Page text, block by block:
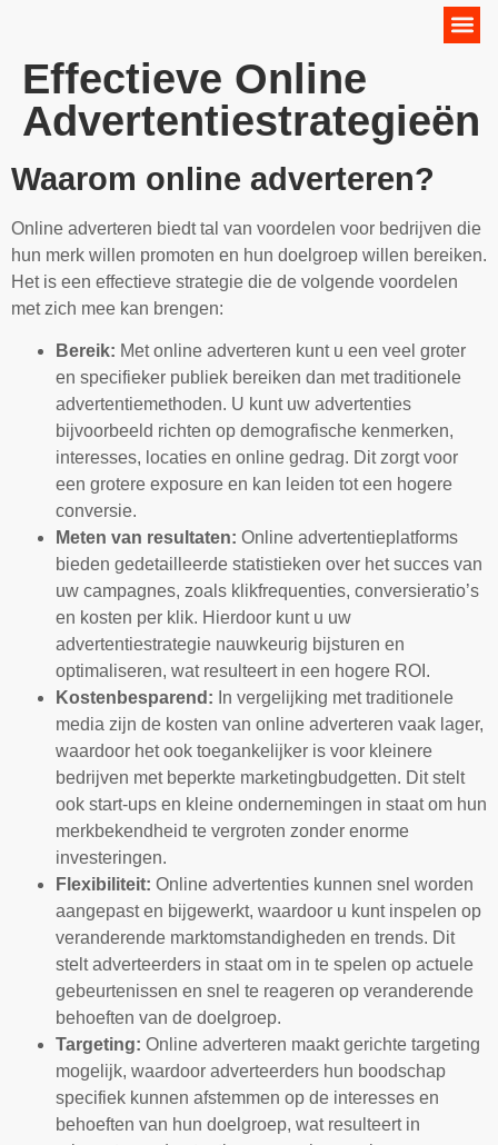
Effectieve Online
Advertentiestrategieën
Waarom online adverteren?
Online adverteren biedt tal van voordelen voor bedrijven die
hun merk willen promoten en hun doelgroep willen bereiken.
Het is een effectieve strategie die de volgende voordelen
met zich mee kan brengen:
Bereik: Met online adverteren kunt u een veel groter
en specifieker publiek bereiken dan met traditionele
advertentiemethoden. U kunt uw advertenties
bijvoorbeeld richten op demografische kenmerken,
interesses, locaties en online gedrag. Dit zorgt voor
een grotere exposure en kan leiden tot een hogere
conversie.
Meten van resultaten: Online advertentieplatforms
bieden gedetailleerde statistieken over het succes van
uw campagnes, zoals klikfrequenties, conversieratio’s
en kosten per klik. Hierdoor kunt u uw
advertentiestrategie nauwkeurig bijsturen en
optimaliseren, wat resulteert in een hogere ROI.
Kostenbesparend: In vergelijking met traditionele
media zijn de kosten van online adverteren vaak lager,
waardoor het ook toegankelijker is voor kleinere
bedrijven met beperkte marketingbudgetten. Dit stelt
ook start-ups en kleine ondernemingen in staat om hun
merkbekendheid te vergroten zonder enorme
investeringen.
Flexibiliteit: Online advertenties kunnen snel worden
aangepast en bijgewerkt, waardoor u kunt inspelen op
veranderende marktomstandigheden en trends. Dit
stelt adverteerders in staat om in te spelen op actuele
gebeurtenissen en snel te reageren op veranderende
behoeften van de doelgroep.
Targeting: Online adverteren maakt gerichte targeting
mogelijk, waardoor adverteerders hun boodschap
specifiek kunnen afstemmen op de interesses en
behoeften van hun doelgroep, wat resulteert in